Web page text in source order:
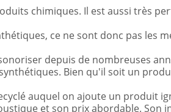
chimiques. Il est aussi très
ce ne sont donc pas les
depuis de nombreuses
Bien qu'il soit un
auquel on ajoute un produit
et son prix abordable. Son